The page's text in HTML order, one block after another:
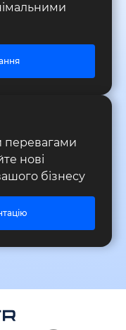
перевагами
нові
бізнесу